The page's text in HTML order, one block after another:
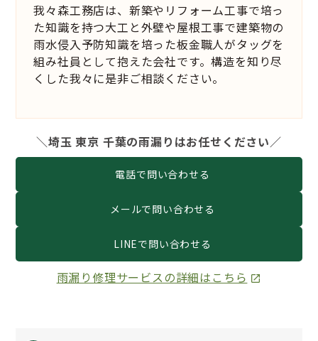
我々森工務店は、新築やリフォーム工事で培っ
た知識を持つ大工と外壁や屋根工事で建築物の
雨水侵入予防知識を培った板金職人がタッグを
組み社員として抱えた会社です。構造を知り尽
くした我々に是非ご相談ください。
＼埼玉 東京 千葉の雨漏りはお任せください／
電話で問い合わせる
メールで問い合わせる
LINEで問い合わせる
雨漏り修理サービスの詳細はこちら